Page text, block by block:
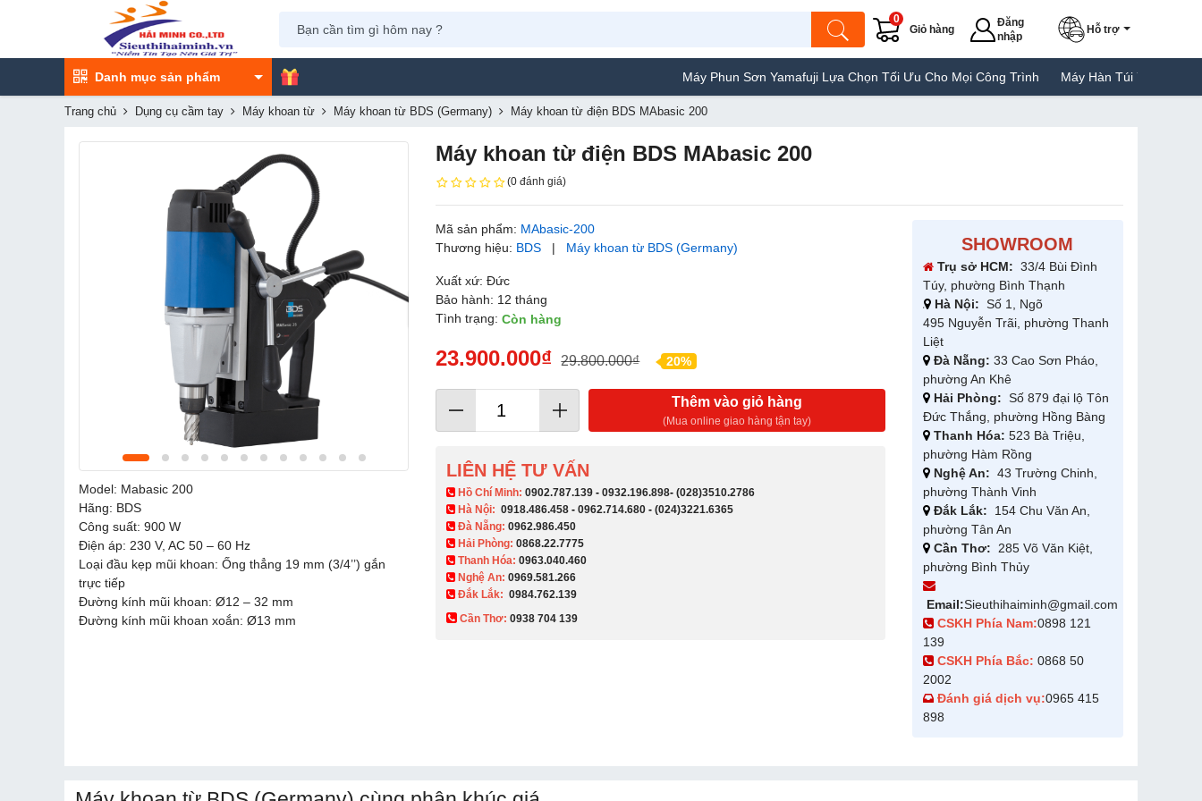
Giỏ hàng
0
Đăng
nhập
Hỗ trợ
Danh mục sản phẩm Máy Phun Sơn Yamafuji Lựa Chọn Tối Ưu Cho Mọi Công Trình Máy Hàn Túi Yamafuji Lựa Chọn Tốt
Trang chủ Dụng cụ cầm tay Máy khoan từ Máy khoan từ BDS (Germany) Máy khoan từ điện BDS MAbasic 200
Model: Mabasic 200
Hãng: BDS
Công suất: 900 W
Điện áp: 230 V, AC 50 – 60 Hz
Loại đầu kẹp mũi khoan: Ống thẳng 19 mm (3/4’’) gắn
trực tiếp
Đường kính mũi khoan: Ø12 – 32 mm
Đường kính mũi khoan xoắn: Ø13 mm
Máy khoan từ điện BDS MAbasic 200
(0 đánh giá)
Mã sản phẩm: MAbasic-200
Thương hiệu: BDS | Máy khoan từ BDS (Germany)
Xuất xứ: Đức
Bảo hành: 12 tháng
Tình trạng:Còn hàng
23.900.000₫ 29.800.000₫ 20%
Thêm vào giỏ hàng
(Mua online giao hàng tận tay)
LIÊN HỆ TƯ VẤN
​ Hồ Chí Minh:0902.787.139 -0932.196.898-(028)3510.2786
Hà Nội:0918.486.458 -0962.714.680 -(024)3221.6365
Đà Nẵng:0962.986.450
Hải Phòng:0868.22.7775
Thanh Hóa:0963.040.460
Nghệ An:0969.581.266
Đắk Lắk: 0984.762.139
Cần Thơ:0938 704 139​
SHOWROOM
Trụ sở HCM: 33/4 Bùi Đình
Túy, phường Bình Thạnh
Hà Nội: Số 1, Ngõ
495 Nguyễn Trãi, phường Thanh
Liệt
Đà Nẵng: 33 Cao Sơn Pháo,
phường An Khê
Hải Phòng: Số 879 đại lộ Tôn
Đức Thắng, phường Hồng Bàng
Thanh Hóa: 523 Bà Triệu,
phường Hàm Rồng
Nghệ An: 43 Trường Chinh,
phường Thành Vinh
Đắk Lắk: 154 Chu Văn An,
phường Tân An
Cần Thơ: 285 Võ Văn Kiệt,
phường Bình Thủy
Email:Sieuthihaiminh@gmail.com
CSKH Phía Nam:0898 121
139
CSKH Phía Bắc: 0868 50
2002
Đánh giá dịch vụ:0965 415
898